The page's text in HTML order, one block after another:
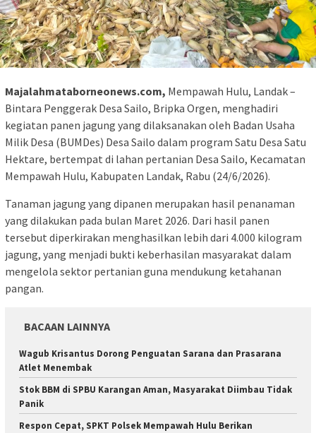
Majalahmataborneonews.com, Mempawah Hulu, Landak –
Bintara Penggerak Desa Sailo, Bripka Orgen, menghadiri
kegiatan panen jagung yang dilaksanakan oleh Badan Usaha
Milik Desa (BUMDes) Desa Sailo dalam program Satu Desa Satu
Hektare, bertempat di lahan pertanian Desa Sailo, Kecamatan
Mempawah Hulu, Kabupaten Landak, Rabu (24/6/2026).
Tanaman jagung yang dipanen merupakan hasil penanaman
yang dilakukan pada bulan Maret 2026. Dari hasil panen
tersebut diperkirakan menghasilkan lebih dari 4.000 kilogram
jagung, yang menjadi bukti keberhasilan masyarakat dalam
mengelola sektor pertanian guna mendukung ketahanan
pangan.
BACAAN LAINNYA
Wagub Krisantus Dorong Penguatan Sarana dan Prasarana
Atlet Menembak
Stok BBM di SPBU Karangan Aman, Masyarakat Diimbau Tidak
Panik
Respon Cepat, SPKT Polsek Mempawah Hulu Berikan